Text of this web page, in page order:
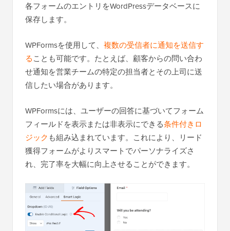
各フォームのエントリをWordPressデータベースに
保存します。
WPFormsを使用して、 複数の受信者に通知を送信す
ることも可能です。たとえば、顧客からの問い合わ
せ通知を営業チームの特定の担当者とその上司に送
信したい場合があります。
WPFormsには、ユーザーの回答に基づいてフォーム
フィールドを表示または非表示にできる条件付きロ
ジック も組み込まれています。これにより、リード
獲得フォームがよりスマートでパーソナライズさ
れ、完了率を大幅に向上させることができます。